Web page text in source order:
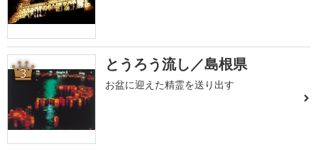
3 とうろう流し／島根県
お盆に迎えた精霊を送り出す